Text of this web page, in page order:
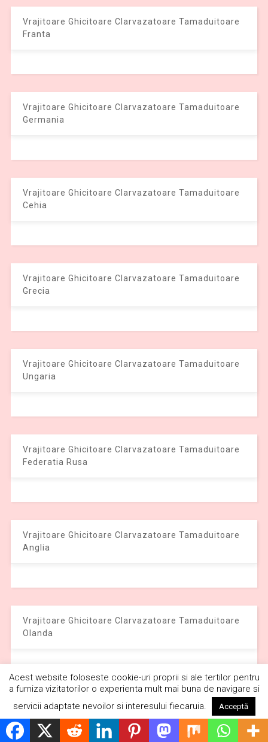
Vrajitoare Ghicitoare Clarvazatoare Tamaduitoare
Franta
Vrajitoare Ghicitoare Clarvazatoare Tamaduitoare
Germania
Vrajitoare Ghicitoare Clarvazatoare Tamaduitoare
Cehia
Vrajitoare Ghicitoare Clarvazatoare Tamaduitoare
Grecia
Vrajitoare Ghicitoare Clarvazatoare Tamaduitoare
Ungaria
Vrajitoare Ghicitoare Clarvazatoare Tamaduitoare
Federatia Rusa
Vrajitoare Ghicitoare Clarvazatoare Tamaduitoare
Anglia
Vrajitoare Ghicitoare Clarvazatoare Tamaduitoare
Olanda
Interviu cu Regina Maria Campina
Politică de cookie-uri